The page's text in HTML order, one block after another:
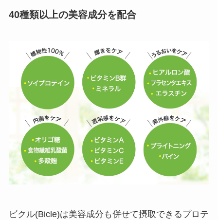
40種類以上の美容成分を配合
ビクル(Bicle)は美容成分も併せて摂取できるプロテ